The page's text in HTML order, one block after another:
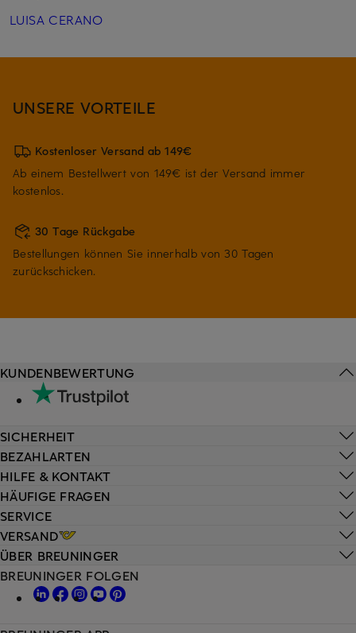
LUISA CERANO
UNSERE VORTEILE
Kostenloser Versand ab 149€
Ab einem Bestellwert von 149€ ist der Versand immer
kostenlos.
30 Tage Rückgabe
Bestellungen können Sie innerhalb von 30 Tagen
zurückschicken.
HILFE & KONTAKT
HÄUFIGE FRAGEN
SERVICE
VERSAND
KUNDENBEWERTUNG
SICHERHEIT
BEZAHLARTEN
ÜBER BREUNINGER
BREUNINGER FOLGEN